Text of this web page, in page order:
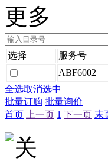
更多
选择 服务号
ABF6002
全选取消选中
批量订购 批量询价
首页 上一页 1 下一页 末